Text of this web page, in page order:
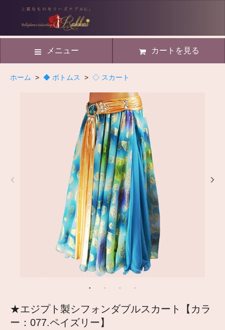
メニュー カートを見る
ホーム > ◆ ボトムス > ◇ スカート
★エジプト製シフォンダブルスカート【カラ
ー：077.ペイズリー】